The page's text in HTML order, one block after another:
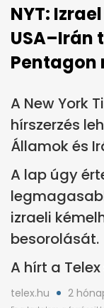
NYT:
Pentagon
A New York
hírszerzés
Államok és
A lap úgy
izraeli
besorolását.
A hírt a
telex.hu 2